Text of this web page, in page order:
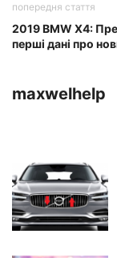
попередня стаття
2019 BMW X4:
перші дані про
maxwelhelp